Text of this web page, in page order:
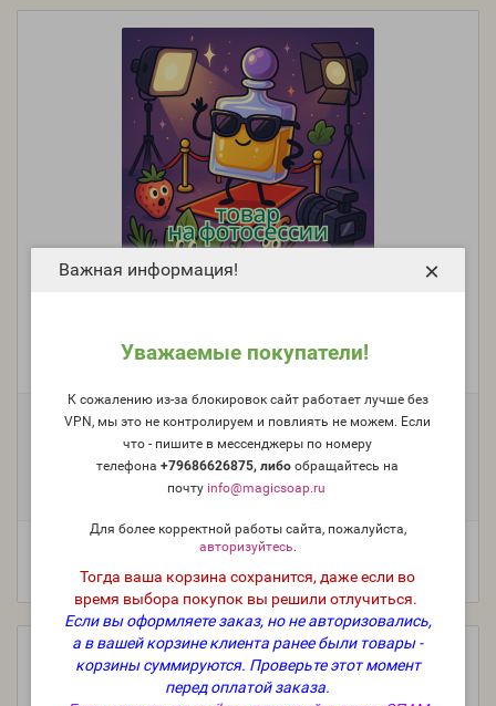
Важная информация!
Уважаемые покупатели!
К сожалению из-за блокировок сайт работает лучше без
VPN, мы это не контролируем и повлиять не можем. Если
что - пишите в мессенджеры по номеру
телефона+79686626875, либообращайтесь на
почту info@magicsoap.ru
Для более корректной работы сайта, пожалуйста,
авторизуйтесь.
Тогда ваша корзина сохранится, даже если во
время выбора покупок вы решили отлучиться.
Если вы оформляете заказ, но не авторизовались,
а в вашей корзине клиента ранее были товары -
корзины суммируются. Проверьте этот момент
перед оплатой заказа.
×
экологически чистое, нераф.
Фасовка:
+4 857 руб. 90 г +2 065 руб. 45 г +1 093 руб.